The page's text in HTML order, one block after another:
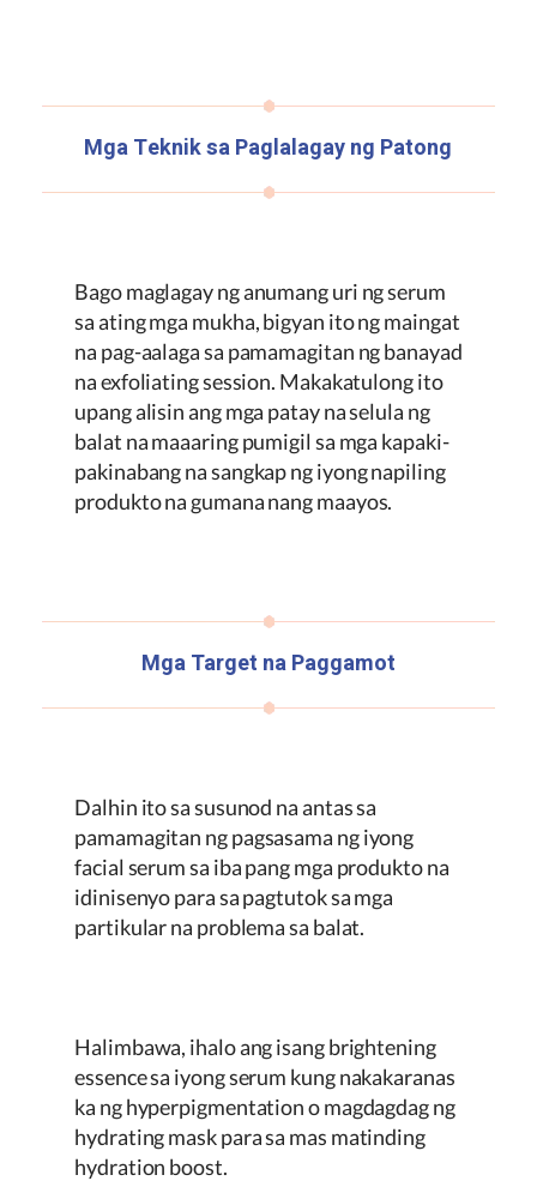
Mga Teknik sa Paglalagay ng Patong
Bago maglagay ng anumang uri ng serum
sa ating mga mukha, bigyan ito ng maingat
na pag-aalaga sa pamamagitan ng banayad
na exfoliating session. Makakatulong ito
upang alisin ang mga patay na selula ng
balat na maaaring pumigil sa mga kapaki-
pakinabang na sangkap ng iyong napiling
produkto na gumana nang maayos.
Mga Target na Paggamot
Dalhin ito sa susunod na antas sa
pamamagitan ng pagsasama ng iyong
facial serum sa iba pang mga produkto na
idinisenyo para sa pagtutok sa mga
partikular na problema sa balat.
Halimbawa, ihalo ang isang brightening
essence sa iyong serum kung nakakaranas
ka ng hyperpigmentation o magdagdag ng
hydrating mask para sa mas matinding
hydration boost.